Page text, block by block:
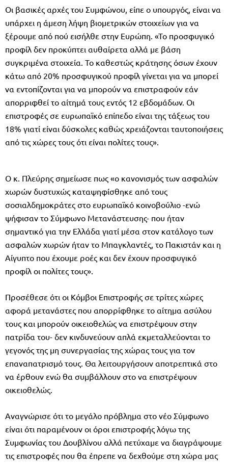
Οι βασικές αρχές του Συμφώνου, είπε ο υπουργός, είναι να
υπάρχει η άμεση λήψη βιομετρικών στοιχείων για να
ξέρουμε από πού εισήλθε στην Ευρώπη. «Το προσφυγικό
προφίλ δεν προκύπτει αυθαίρετα αλλά με βάση
συγκριμένα στοιχεία. Το καθεστώς κράτησης όσων έχουν
κάτω από 20% προσφυγικού προφίλ γίνεται για να μπορεί
να εντοπίζονται για να μπορούν να επιστραφούν εάν
απορριφθεί το αίτημά τους εντός 12 εβδομάδων. Οι
επιστροφές σε ευρωπαϊκό επίπεδο είναι της τάξεως του
18% γιατί είναι δύσκολες καθώς χρειάζονται ταυτοποιήσεις
από τις χώρες τους ότι είναι πολίτες τους».
Ο κ. Πλεύρης σημείωσε πως «ο κανονισμός των ασφαλών
χωρών δυστυχώς καταψηφίσθηκε από τους
σοσιαλδημοκράτες στο ευρωπαϊκό κοινοβούλιο -ενώ
ψήφισαν το Σύμφωνο Μετανάστευσης- που ήταν
σημαντικό για την Ελλάδα γιατί μέσα στον κατάλογο των
ασφαλών χωρών ήταν το Μπαγκλαντές, το Πακιστάν και η
Αίγυπτο που έχουμε ροές και δεν έχουν προσφυγικό
προφίλ οι πολίτες τους».
Προσέθεσε ότι οι Κόμβοι Επιστροφής σε τρίτες χώρες
αφορά μετανάστες που απορρίφθηκε το αίτημα ασύλου
τους και μπορούν οικειοθελώς να επιστρέψουν στην
πατρίδα του- δεν κινδυνεύουν απλά εκμεταλλεύονται το
γεγονός της μη συνεργασίας της χώρας τους για τον
επαναπατρισμό τους. Θα λειτουργήσουν αποτρεπτικά στο
να έρθουν ενώ θα συμβάλλουν στο να επιστρέψουν
οικειοθελώς.
Αναγνώρισε ότι το μεγάλο πρόβλημα στο νέο Σύμφωνο
είναι ότι παραμένουν οι όροι επιστροφής λόγω της
Συμφωνίας του Δουβλίνου αλλά πετύχαμε να διαγράψουμε
τις επιστροφές που θα έπρεπε να δεχθούμε στη χώρα μας